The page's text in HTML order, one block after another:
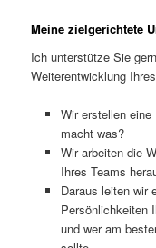
Meine zielgerichtete
Ich unterstütze Sie
Weiterentwicklung
Wir erstellen
macht was?
Wir arbeiten die
Ihres Teams
Daraus leiten wir
Persönlichkeiten
und wer am